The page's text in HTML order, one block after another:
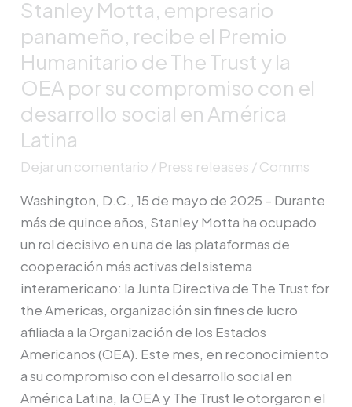
Stanley Motta, empresario
panameño, recibe el Premio
Humanitario de The Trust y la
OEA por su compromiso con el
desarrollo social en América
Latina
Dejar un comentario / Press releases /Comms
Washington, D.C., 15 de mayo de 2025 – Durante
más de quince años, Stanley Motta ha ocupado
un rol decisivo en una de las plataformas de
cooperación más activas del sistema
interamericano: la Junta Directiva de The Trust for
the Americas, organización sin fines de lucro
afiliada a la Organización de los Estados
Americanos (OEA). Este mes, en reconocimiento
a su compromiso con el desarrollo social en
América Latina, la OEA y The Trust le otorgaron el
y
la
OEA
por
su
compromiso
el
desarrollo
social
en
América
Latina